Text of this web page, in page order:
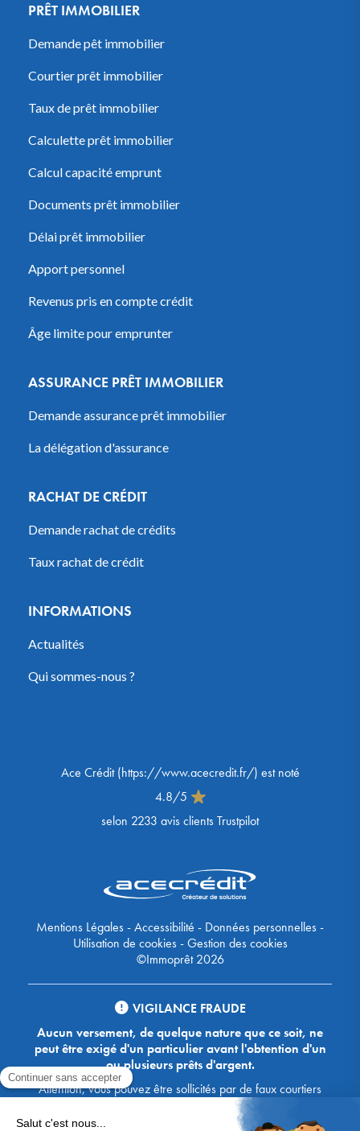
PRÊT IMMOBILIER
Demande pêt immobilier
Courtier prêt immobilier
Taux de prêt immobilier
Calculette prêt immobilier
Calcul capacité emprunt
Documents prêt immobilier
Délai prêt immobilier
Apport personnel
Revenus pris en compte crédit
Âge limite pour emprunter
ASSURANCE PRÊT IMMOBILIER
Demande assurance prêt immobilier
La délégation d'assurance
RACHAT DE CRÉDIT
Demande rachat de crédits
Taux rachat de crédit
INFORMATIONS
Actualités
Qui sommes-nous ?
Ace Crédit(https://www.acecredit.fr/) est noté
4.8/5
selon 2233 avis clients Trustpilot
Mentions Légales-Accessibilité - Données personnelles-
Utilisation de cookies-Gestion des cookies
©Immoprêt 2026
VIGILANCE FRAUDE
Aucun versement, de quelque nature que ce soit, ne
peut être exigé d'un particulier avant l'obtention d'un
ou plusieurs prêts d'argent.
Attention, vous pouvez être sollicités par de faux courtiers
Ace Crédit / Immoprêt, qui vous proposent de bénéficier de
crédits, en vous demandant de transmettre des documents,